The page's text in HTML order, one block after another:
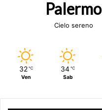
Miglior montaggioa John
Miglior scenografia
a
film Black Panther
Miglior fotografiaad
Palermo
Cielo sereno
32 ℃
Ven
34 ℃
Sab